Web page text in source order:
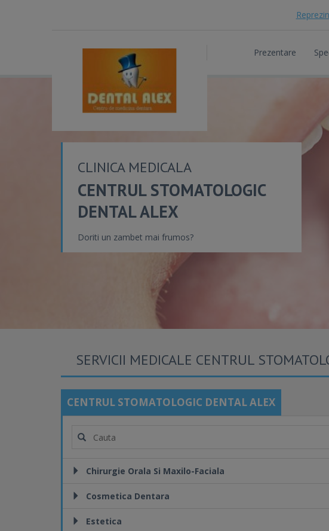
Prezentare
CLINICA MEDICALA
CENTRUL STOMATOLOGIC
DENTAL ALEX
Doriti un zambet mai frumos?
SERVICII MEDICALE CENTRUL
CENTRUL STOMATOLOGIC DENTAL ALEX
Chirurgie Orala Si Maxilo-Faciala
Cosmetica Dentara
Estetica